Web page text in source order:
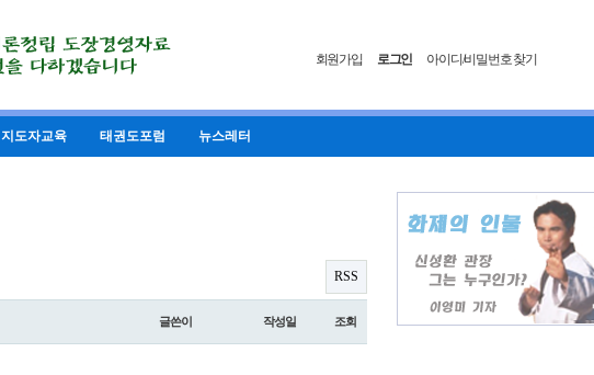
회원가입 로그인 아이디/비밀번호 찾기
지도자교육 태권도포럼 뉴스레터
RSS
글쓴이 작성일 조회